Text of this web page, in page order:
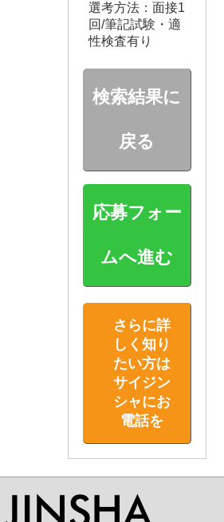
選考方法：面接1
回/筆記試験・適
性検査有り
検索結果に
戻る
応募フォー
ムへ進む
さらに詳
しく知り
たい方は
サイジン
シャにお
電話を